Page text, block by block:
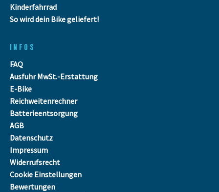
Kinderfahrrad
So wird dein Bike geliefert!
INFOS
FAQ
Ausfuhr MwSt.-Erstattung
E-Bike
Reichweitenrechner
Batterieentsorgung
AGB
Datenschutz
Impressum
Widerrufsrecht
Cookie Einstellungen
Bewertungen